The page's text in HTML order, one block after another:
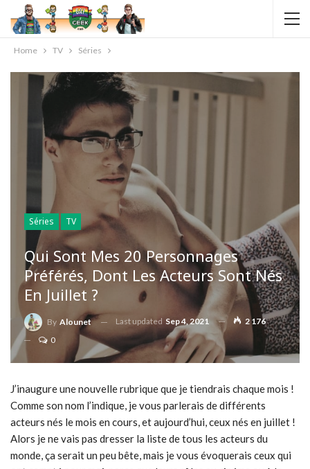
Home TV Séries
Séries TV
Qui Sont Mes 20 Personnages
Préférés, Dont Les Acteurs Sont Nés
En Juillet ?
By Alounet Last updated Sep 4, 2021
2 176
0
J’inaugure une nouvelle rubrique que je tiendrais chaque mois !
Comme son nom l’indique, je vous parlerais de différents
acteurs nés le mois en cours, et aujourd’hui, ceux nés en juillet !
Alors je ne vais pas dresser la liste de tous les acteurs du
monde, ça serait un peu bête, mais je vous évoquerais ceux qui